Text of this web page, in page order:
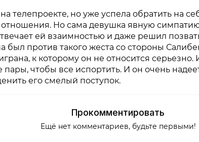
телепроекте, но уже успела обратить на
Но сама девушка явную
ей взаимностью и даже решил
был против такого жеста со стороны
к которому он не относится
чтобы все испортить. И он очень
его смелый поступок.
Прокомментировать
Ещё нет комментариев, будьте первыми!